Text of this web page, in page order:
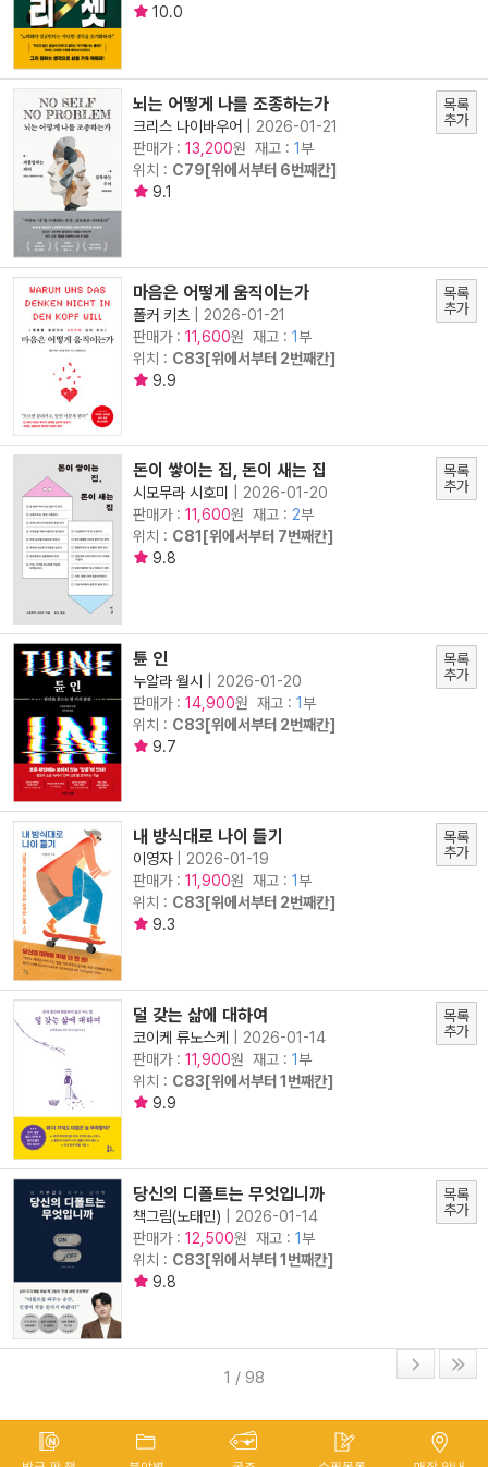
10.0
뇌는 어떻게 나를 조종하는가
크리스 나이바우어
2026-01-21
판매가 : 13,200원 재고 : 1부
위치 : C79[위에서부터 6번째칸]
9.1
목록
추가
마음은 어떻게 움직이는가
폴커 키츠
2026-01-21
판매가 : 11,600원 재고 : 1부
위치 : C83[위에서부터 2번째칸]
9.9
목록
추가
돈이 쌓이는 집, 돈이 새는 집
시모무라 시호미
2026-01-20
판매가 : 11,600원 재고 : 2부
위치 : C81[위에서부터 7번째칸]
9.8
목록
추가
튠 인
누알라 월시
2026-01-20
판매가 : 14,900원 재고 : 1부
위치 : C83[위에서부터 2번째칸]
9.7
목록
추가
내 방식대로 나이 들기
이영자| 2026-01-19
판매가 : 11,900원 재고 : 1부
위치 : C83[위에서부터 2번째칸]
9.3
목록
추가
덜 갖는 삶에 대하여
코이케 류노스케
2026-01-14
판매가 : 11,900원 재고 : 1부
위치 : C83[위에서부터 1번째칸]
9.9
목록
추가
당신의 디폴트는 무엇입니까
책그림(노태민)
2026-01-14
판매가 : 12,500원 재고 : 1부
위치 : C83[위에서부터 1번째칸]
9.8
목록
추가
1 / 98